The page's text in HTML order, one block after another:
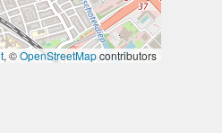
, ©OpenStreetMapcontributors